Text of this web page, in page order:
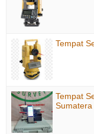
Tempat
Tempat
Sumatera